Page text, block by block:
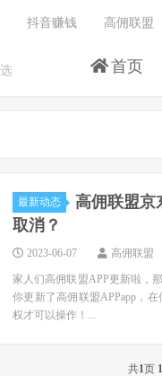
首页
抖音赚钱 高佣联盟
最新动态
高佣联盟京
取消？
2023-06-07 高佣联盟
家人们高佣联盟APP更新啦，
你更新了高佣联盟APPapp，
权才可以操作！...
共1页 1